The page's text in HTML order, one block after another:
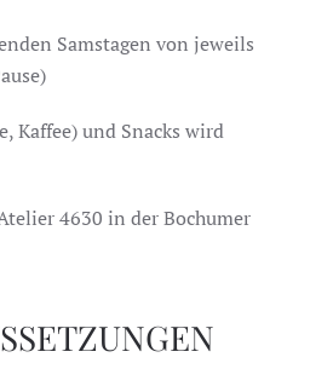
Samstagen von jeweils
Kaffee) und Snacks wird
4630 in der Bochumer